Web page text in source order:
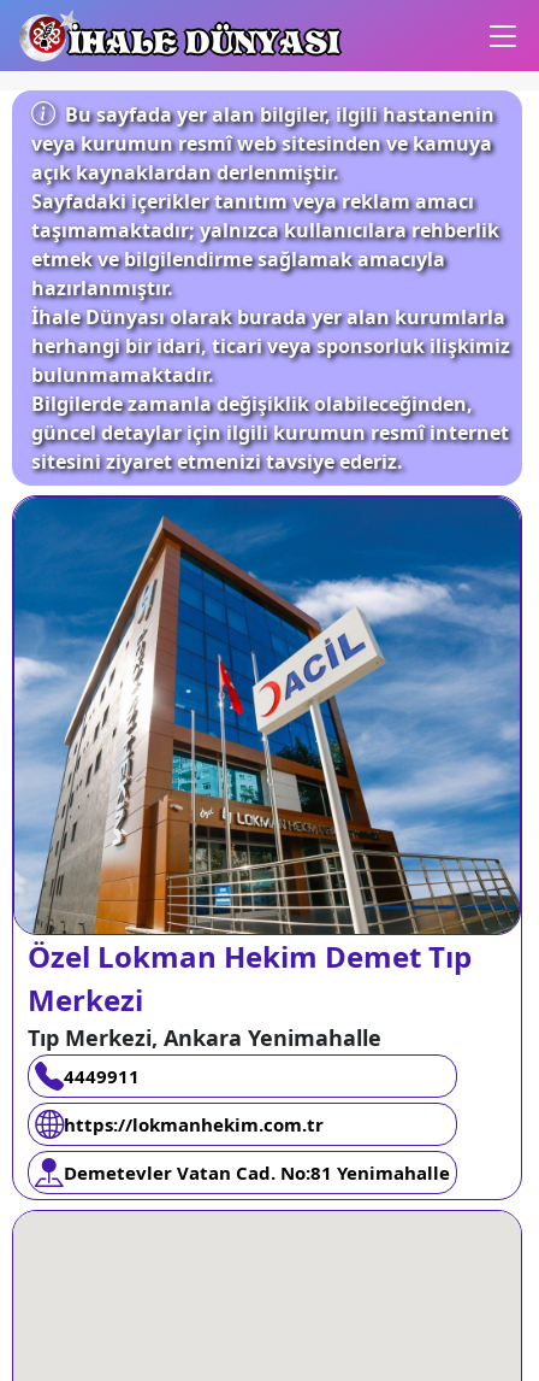
İHALE DÜNYASI
Bu sayfada yer alan bilgiler, ilgili hastanenin
veya kurumun resmî web sitesinden ve kamuya
açık kaynaklardan derlenmiştir.
Sayfadaki içerikler tanıtım veya reklam amacı
taşımamaktadır; yalnızca kullanıcılara rehberlik
etmek ve bilgilendirme sağlamak amacıyla
hazırlanmıştır.
İhale Dünyası olarak burada yer alan kurumlarla
herhangi bir idari, ticari veya sponsorluk ilişkimiz
bulunmamaktadır.
Bilgilerde zamanla değişiklik olabileceğinden,
güncel detaylar için ilgili kurumun resmî internet
sitesini ziyaret etmenizi tavsiye ederiz.
Özel Lokman Hekim Demet Tıp
Merkezi
Tıp Merkezi, Ankara Yenimahalle
4449911
https://lokmanhekim.com.tr
Demetevler Vatan Cad. No:81 Yenimahalle